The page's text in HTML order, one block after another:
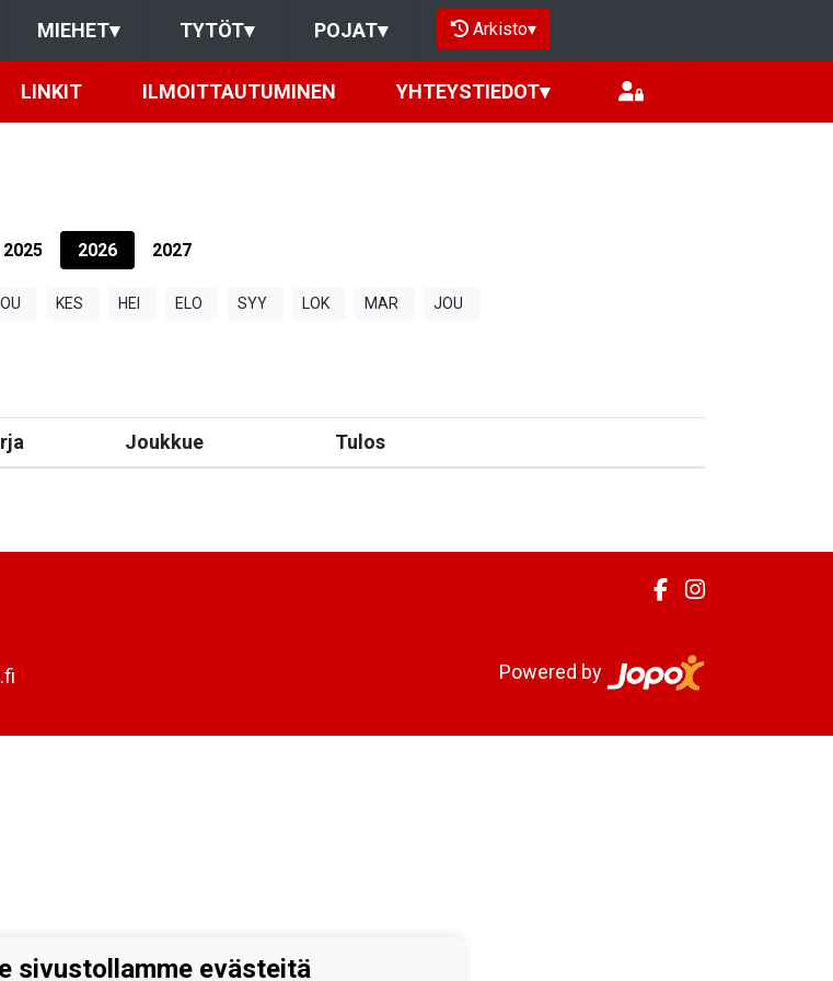
MIEHET▾ TYTÖT▾ POJAT▾ Arkisto▾
LINKIT ILMOITTAUTUMINEN YHTEYSTIEDOT▾
2025 2026 2027
KES HEI ELO SYY LOK MAR JOU
Joukkue Tulos
Powered by
sivustollamme evästeitä